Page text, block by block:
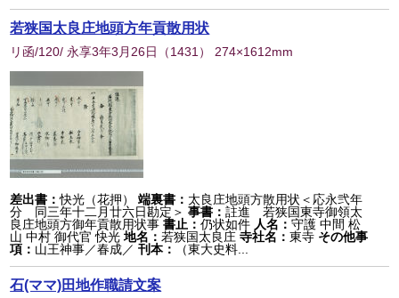
若狭国太良庄地頭方年貢散用状
リ函/120/ 永享3年3月26日 （1431 ） 274×1612mm
差出書：快光（花押） 端裏書： 太良庄地頭方散用状＜応永弐年
分 同三年十二月廿六日勘定＞ 事書：註進 若狭国東寺御領太
良庄地頭方御年貢散用状事 書止：仍状如件 人名：守護 中間 松
山 中村 御代官 快光 地名：若狭国太良庄 寺社名：東寺 その他事
項： 山王神事／春成／ 刊本： （東大史料...
石(ママ)田地作職請文案